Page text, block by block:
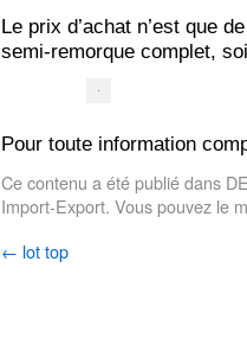
Le prix d’achat n’est que
semi-remorque complet,
Pour toute information
Ce contenu a été publié dans
Import-Export. Vous pouvez le
← lot top